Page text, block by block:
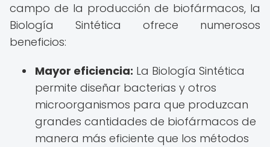
campo de la producción de biofármacos, la
Biología Sintética ofrece numerosos
beneficios:
Mayor eficiencia: La Biología Sintética
permite diseñar bacterias y otros
microorganismos para que produzcan
grandes cantidades de biofármacos de
manera más eficiente que los métodos